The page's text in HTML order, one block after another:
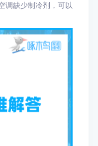
调缺少制冷剂，可以